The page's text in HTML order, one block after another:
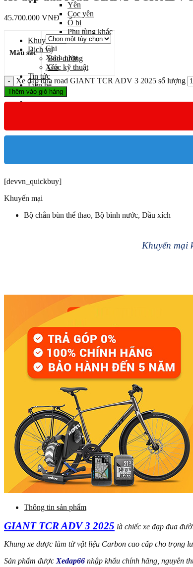
Yên
Cọc yên
Ổ bi
Phụ tùng khác
Khuyến mãi
Dịch vụ
Bảo dưỡng
Góc kỹ thuật
Tin tức
Liên hệ
45.700.000 VNĐ
Màu sắc
Ghi
Xanh nhạt
Xóa
Xe đạp đua road GIANT TCR ADV 3 2025 số lượng
Thêm vào giỏ hàng
[devvn_quickbuy]
Khuyến mại
Bộ chắn bùn thể thao, Bộ bình nước, Dầu xích
Khuyến mại
Thông tin sản phẩm
GIANT TCR ADV 3 2025 là chiếc xe đạp đua
Khung xe được làm từ vật liệu Carbon cao cấp cho trọng
Sản phẩm đượcXedap66 nhập khẩu chính hãng, nguyên